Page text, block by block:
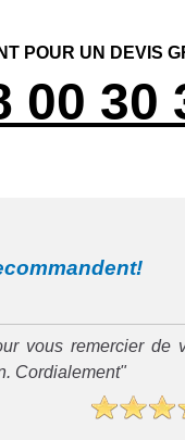
POUR UN DEVIS
00 30
vous remercier de
Cordialement"